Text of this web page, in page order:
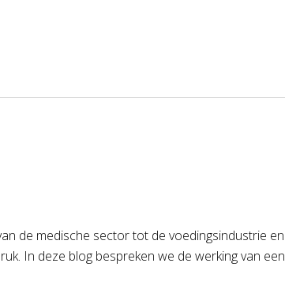
de medische sector tot de voedingsindustrie
In deze blog bespreken we de werking van